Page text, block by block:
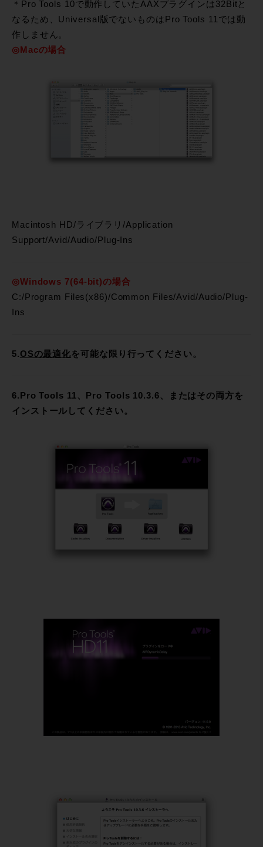
＊Pro Tools 10で動作していたAAXプラグインは32Bitと
なるため、Universal版でないものはPro Tools 11では動
作しません。
◎Macの場合
Macintosh HD/ライブラリ/Application
Support/Avid/Audio/Plug-Ins
◎Windows 7(64-bit)の場合
C:/Program Files(x86)/Common Files/Avid/Audio/Plug-
Ins
5.OSの最適化を可能な限り行ってください。
6.Pro Tools 11、Pro Tools 10.3.6、またはその両方を
インストールしてください。